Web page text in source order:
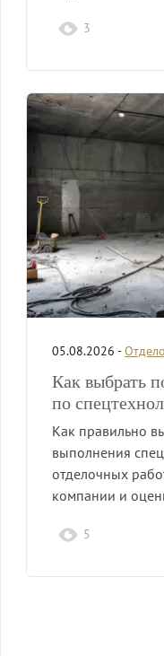
3
05.08.2026 -
Как выбрать
по
Как правильно
выполнения
отделочных
компании и
5